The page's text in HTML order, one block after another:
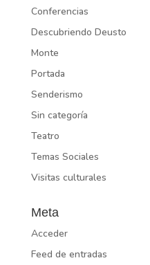
Conferencias
Descubriendo Deusto
Monte
Portada
Senderismo
Sin categoría
Teatro
Temas Sociales
Visitas culturales
Meta
Acceder
Feed de entradas